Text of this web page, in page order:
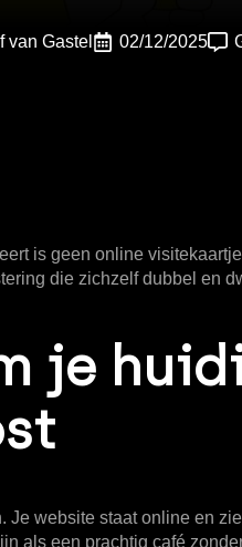
van Gastel 02/12/2025
is geen online
die zichzelf dubbel en
je
Je website staat online en
als een prachtig café